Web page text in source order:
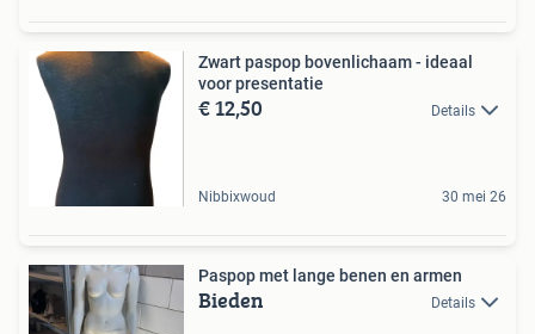
Zwart paspop bovenlichaam - ideaal
voor presentatie
€ 12,50 Details
Nibbixwoud 30 mei 26
Paspop met lange benen en armen
Bieden Details